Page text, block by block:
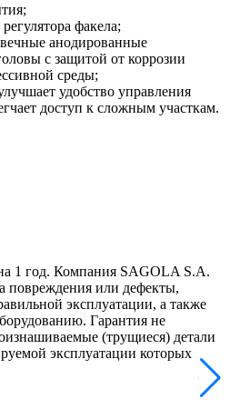
факела;
анодированные
с защитой от коррозии
среды;
удобство управления
доступ к сложным участкам.
1 год. Компания SAGOLA S.A.
повреждения или дефекты,
эксплуатации, а также
Гарантия не
(трущиеся) детали
эксплуатации которых